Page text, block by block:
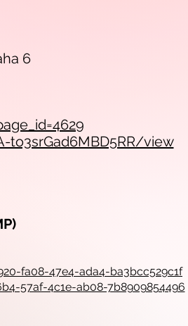
6
view
fa08-47e4-ada4-ba3bcc529c1f
57af-4c1e-ab08-7b8909854496